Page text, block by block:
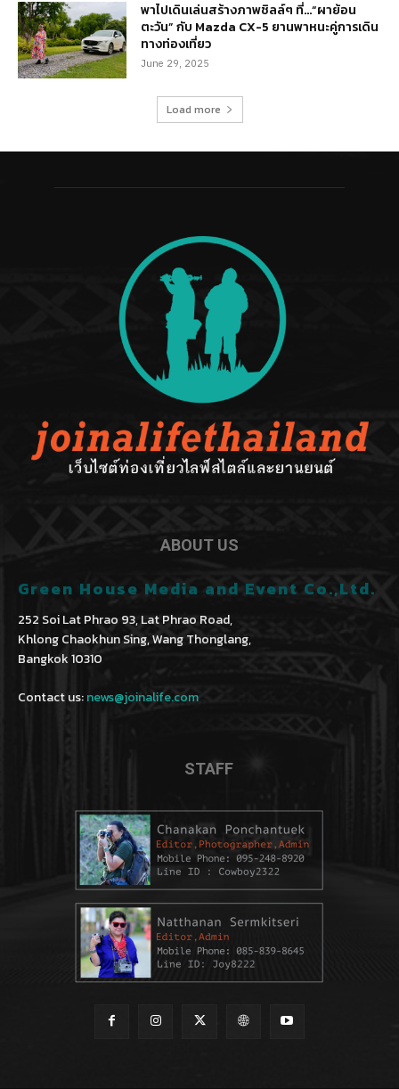
พาไปเดินเล่นสร้างภาพชิลล์ๆ ที่…“ผาย้อน
ตะวัน” กับ Mazda CX-5 ยานพาหนะคู่การเดิน
ทางท่องเที่ยว
June 29, 2025
Load more
ABOUT US
Green House Media and Event Co.,Ltd.
252 Soi Lat Phrao 93, Lat Phrao Road,
Khlong Chaokhun Sing, Wang Thonglang,
Bangkok 10310
Contact us:news@joinalife.com
STAFF